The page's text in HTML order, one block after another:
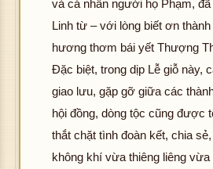
và cá nhân người họ Phạm,
Linh từ – với lòng biết ơn
hương thơm bái yết Thượng
Đặc biệt, trong dịp Lễ giỗ này,
giao lưu, gặp gỡ giữa các
hội đồng, dòng tộc cũng được
thắt chặt tình đoàn kết, chia
không khí vừa thiêng liêng vừa